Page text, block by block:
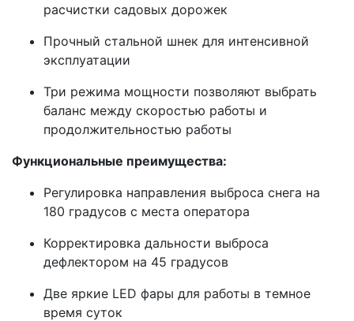
расчистки садовых дорожек
Прочный стальной шнек для интенсивной
эксплуатации
Три режима мощности позволяют выбрать
баланс между скоростью работы и
продолжительностью работы
Функциональные преимущества:
Регулировка направления выброса снега на
180 градусов с места оператора
Корректировка дальности выброса
дефлектором на 45 градусов
Две яркие LED фары для работы в темное
время суток